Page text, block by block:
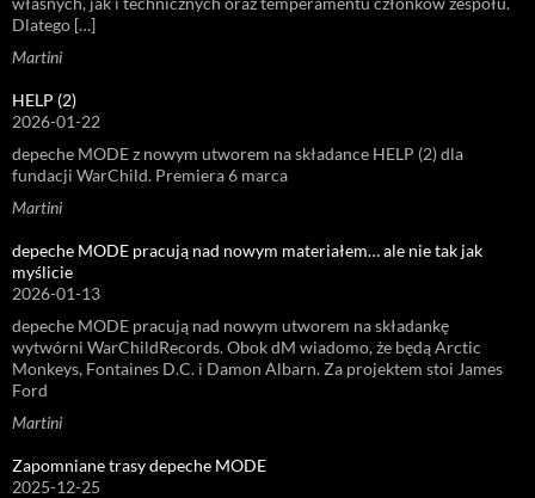
Dlatego […]
Martini
HELP (2)
2026-01-22
depeche MODE z nowym utworem na składance HELP (2) dla
fundacji WarChild. Premiera 6 marca
Martini
depeche MODE pracują nad nowym materiałem… ale nie tak jak
myślicie
2026-01-13
depeche MODE pracują nad nowym utworem na składankę
wytwórni WarChildRecords. Obok dM wiadomo, że będą Arctic
Monkeys, Fontaines D.C. i Damon Albarn. Za projektem stoi James
Ford
Martini
Zapomniane trasy depeche MODE
2025-12-25